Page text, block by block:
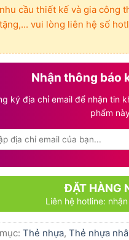
cầu thiết kế và gia công
vui lòng liên hệ số
Nhận thông báo
ký địa chỉ email để nhận tin
phẩm
ĐẶT HÀNG
Liên hệ hotline:
Thẻ nhựa,Thẻ nhựa